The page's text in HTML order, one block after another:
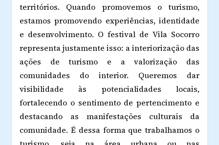
territórios. Quando promovemos o turismo,
estamos promovendo experiências, identidade
e desenvolvimento. O festival de Vila Socorro
representa justamente isso: a interiorização das
ações de turismo e a valorização das
comunidades do interior. Queremos dar
visibilidade às potencialidades locais,
fortalecendo o sentimento de pertencimento e
destacando as manifestações culturais da
comunidade. É dessa forma que trabalhamos o